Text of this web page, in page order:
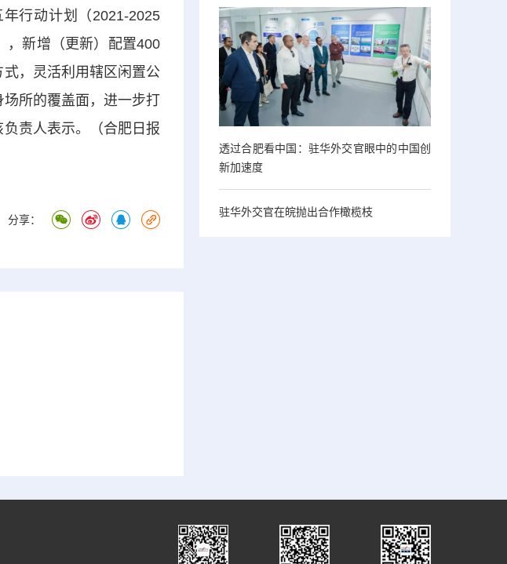
行动计划（2021-2025
，新增（更新）配置400
，灵活利用辖区闲置公
场所的覆盖面，进一步打
责人表示。（合肥日报
分享：
透过合肥看中国：驻华外交官眼中的中国创
新加速度
驻华外交官在皖抛出合作橄榄枝